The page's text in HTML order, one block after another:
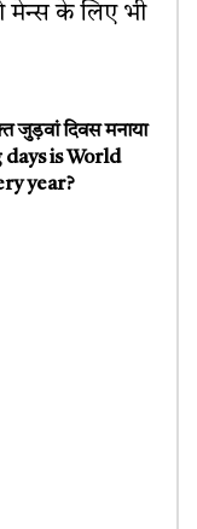
मेन्स के लिए भी
जुड़वां दिवस मनाया
is World
year?